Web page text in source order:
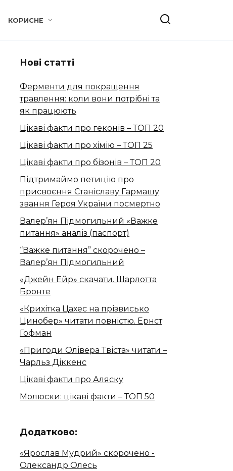
КОРИСНЕ
Нові статті
Ферменти для покращення
травлення: коли вони потрібні та
як працюють
Цікаві факти про геконів – ТОП 20
Цікаві факти про хімію – ТОП 25
Цікаві факти про бізонів – ТОП 20
Підтримаймо петицію про
присвоєння Станіславу Гармашу
звання Героя України посмертно
Валер’ян Підмогильний «Важке
питання» аналіз (паспорт)
“Важке питання” скорочено –
Валер’ян Підмогильний
«Джейн Ейр» скачати. Шарлотта
Бронте
«Крихітка Цахес на прізвисько
Цинобер» читати повністю. Ернст
Гофман
«Пригоди Олівера Твіста» читати –
Чарльз Діккенс
Цікаві факти про Аляску
Молюски: цікаві факти – ТОП 50
Додатково:
«Ярослав Мудрий» скорочено -
Олександр Олесь